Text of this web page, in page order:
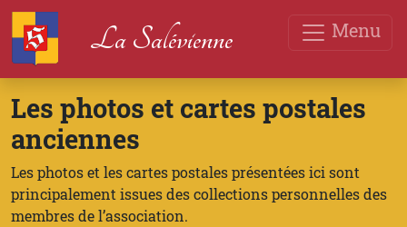
Menu
La Salévienne
Les photos et cartes postales
anciennes
Les photos et les cartes postales présentées ici sont
principalement issues des collections personnelles des
membres de l’association.